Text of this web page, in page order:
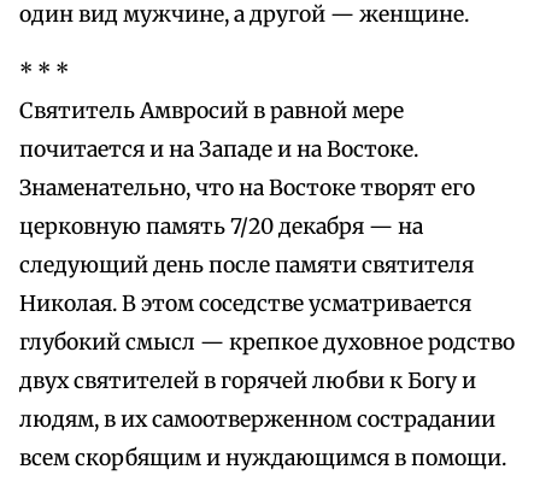
один вид мужчине, а другой — женщине.
* * *
Святитель Амвросий в равной мере
почитается и на Западе и на Востоке.
Знаменательно, что на Востоке творят его
церковную память 7/20 декабря — на
следующий день после памяти святителя
Николая. В этом соседстве усматривается
глубокий смысл — крепкое духовное родство
двух святителей в горячей любви к Богу и
людям, в их самоотверженном сострадании
всем скорбящим и нуждающимся в помощи.